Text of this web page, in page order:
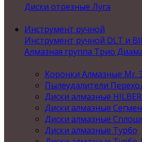
Диски отрезные Луга
Инструмент ручной
Инструмент ручной DLT и
Алмазная группа Трио
Коронки Алмазные
Пылеудалители
Диски алмазные
Диски алмазные
Диски алмазные
Диски алмазные Турбо